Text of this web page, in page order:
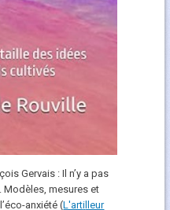
Gervais : Il n’y a pas
Modèles, mesures et
anxiété (L'artilleur